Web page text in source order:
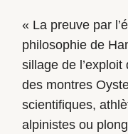
« La preuve par
philosophie de
sillage de
des montres
scientifiques,
alpinistes ou